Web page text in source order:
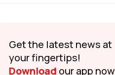
Get the latest news at
your fingertips!
Download our app now